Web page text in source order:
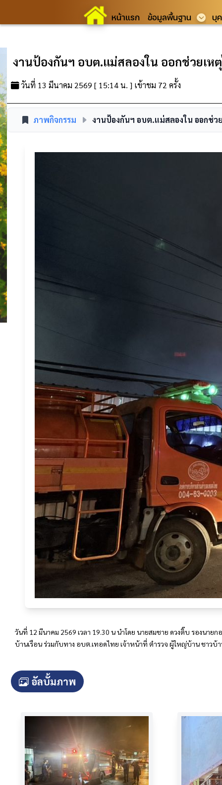
หน้าแรก ข้อมูลพื้นฐาน บุ
งานป้องกันฯ อบต.แม่สลองใน ออกช่วยเห
วันที่ 13 มีนาคม 2569 [ 15:14 น. ] เข้าชม 72 ครั้ง
ภาพกิจกรรม งานป้องกันฯ อบต.แม่สลองใน ออกช่
วันที่ 12 มีนาคม 2569 เวลา 19.30 น นำโดย นายสมชาย ดวงติ๊บ รองนา
อัลบั้มภาพ